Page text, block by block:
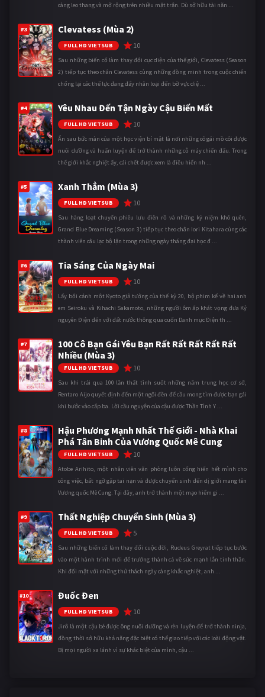
càng leo thang và mở rộng trên nhiều mặt trận. Dù sở hữu tài năn ...
#3 Clevatess (Mùa 2)
FULL HD VIETSUB 10
Sau những biến cố làm thay đổi cục diện của thế giới, Clevatess (Season
2) tiếp tục theo chân Clevatess cùng những đồng minh trong cuộc chiến
chống lại các thế lực đang đẩy nhân loại đến bờ vực diệ ...
#4 Yêu Nhau Đến Tận Ngày Cậu Biến Mất
FULL HD VIETSUB 10
Ẩn sau bức màn của một học viện bí mật là nơi những cô gái mồ côi được
nuôi dưỡng và huấn luyện để trở thành những cỗ máy chiến đấu. Trong
thế giới khắc nghiệt ấy, cái chết được xem là điều hiển nh ...
#5 Xanh Thẳm (Mùa 3)
FULL HD VIETSUB 10
Sau hàng loạt chuyến phiêu lưu điên rồ và những kỷ niệm khó quên,
Grand Blue Dreaming (Season 3) tiếp tục theo chân Iori Kitahara cùng các
thành viên câu lạc bộ lặn trong những ngày tháng đại học đ ...
#6 Tia Sáng Của Ngày Mai
FULL HD VIETSUB 10
Lấy bối cảnh một Kyoto giả tưởng của thế kỷ 20, bộ phim kể về hai anh
em Seiroku và Kihachi Sakamoto, những người ôm ấp khát vọng đưa Kỷ
nguyên Điện đến với đất nước thông qua cuốn Danh mục Điện th ...
#7
100 Cô Bạn Gái Yêu Bạn Rất Rất Rất Rất Rất
Nhiều (Mùa 3)
FULL HD VIETSUB 10
Sau khi trải qua 100 lần thất tình suốt những năm trung học cơ sở,
Rentaro Aijo quyết định đến một ngôi đền để cầu mong tìm được bạn gái
khi bước vào cấp ba. Lời cầu nguyện của cậu được Thần Tình Y ...
#8
Hậu Phương Mạnh Nhất Thế Giới - Nhà Khai
Phá Tân Binh Của Vương Quốc Mê Cung
FULL HD VIETSUB 10
Atobe Arihito, một nhân viên văn phòng luôn cống hiến hết mình cho
công việc, bất ngờ gặp tai nạn và được chuyển sinh đến dị giới mang tên
Vương quốc Mê Cung. Tại đây, anh trở thành một mạo hiểm gi ...
#9 Thất Nghiệp Chuyển Sinh (Mùa 3)
FULL HD VIETSUB 5
Sau những biến cố làm thay đổi cuộc đời, Rudeus Greyrat tiếp tục bước
vào một hành trình mới để trưởng thành cả về sức mạnh lẫn tinh thần.
Khi đối mặt với những thử thách ngày càng khắc nghiệt, anh ...
#10 Đuốc Đen
FULL HD VIETSUB 10
Jirô là một cậu bé được ông nuôi dưỡng và rèn luyện để trở thành ninja,
đồng thời sở hữu khả năng đặc biệt có thể giao tiếp với các loài động vật.
Bị mọi người xa lánh vì sự khác biệt của mình, cậu ...